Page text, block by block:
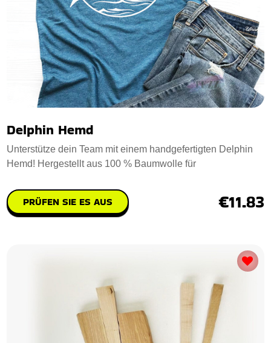
Delphin Hemd
Unterstütze dein Team mit einem handgefertigten Delphin
Hemd! Hergestellt aus 100 % Baumwolle für
PRÜFEN SIE ES AUS €11.83